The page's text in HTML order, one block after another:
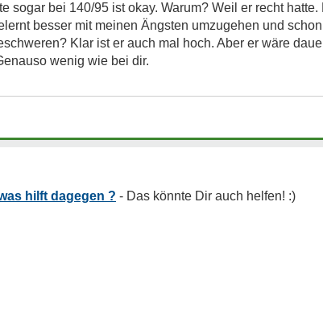
sogar bei 140/95 ist okay. Warum? Weil er recht
besser mit meinen Ängsten umzugehen und
Klar ist er auch mal hoch. Aber er wäre
wenig wie bei dir.
hilft dagegen ?